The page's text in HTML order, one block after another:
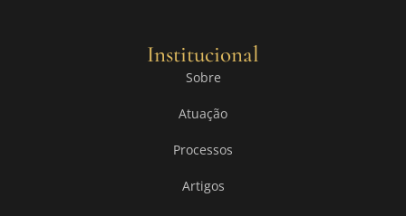
Institucional
Sobre
Atuação
Processos
Artigos